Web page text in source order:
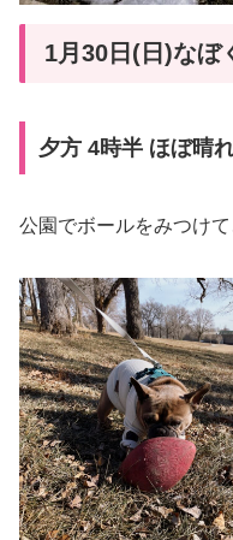
1月30日(日)なぼ
夕方 4時半 ほぼ晴
公園でボールをみつけて